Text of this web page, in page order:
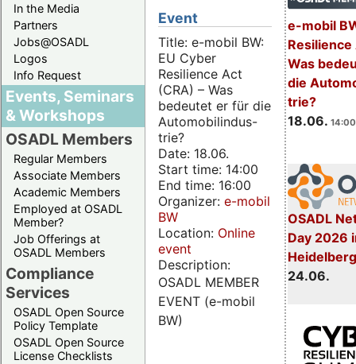
In the Media
Partners
Jobs@OSADL
Logos
Info Request
Events, Seminars
& Workshops
OSADL Members
Regular Members
Associate Members
Academic Members
Employed at OSADL
Member?
Job Offerings at
OSADL Members
Compliance
Services
OSADL Open Source
Policy Template
OSADL Open Source
License Checklists
e-mobil
Resilience
Was
die
trie?
18.06.
OSADL
Day 2026
24.06.
Event
Title: e-mobil BW:
EU Cyber
Resilience Act
(CRA) – Was
bedeutet er für die
Automobilindus-
trie?
Date: 18.06.
Start time: 14:00
End time: 16:00
Organizer: e-mobil
BW
Location: Online
event
Description:
OSADL MEMBER
EVENT (e-mobil
BW)